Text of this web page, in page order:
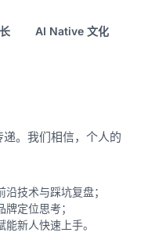
AI Native 文化
。我们相信，个人的
技术与踩坑复盘；
定位思考；
新人快速上手。